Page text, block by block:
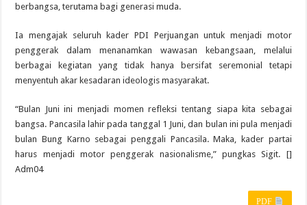
berbangsa, terutama bagi generasi muda.
Ia mengajak seluruh kader PDI Perjuangan untuk menjadi motor
penggerak dalam menanamkan wawasan kebangsaan, melalui
berbagai kegiatan yang tidak hanya bersifat seremonial tetapi
menyentuh akar kesadaran ideologis masyarakat.
“Bulan Juni ini menjadi momen refleksi tentang siapa kita sebagai
bangsa. Pancasila lahir pada tanggal 1 Juni, dan bulan ini pula menjadi
bulan Bung Karno sebagai penggali Pancasila. Maka, kader partai
harus menjadi motor penggerak nasionalisme,” pungkas Sigit. []
Adm04
PDF